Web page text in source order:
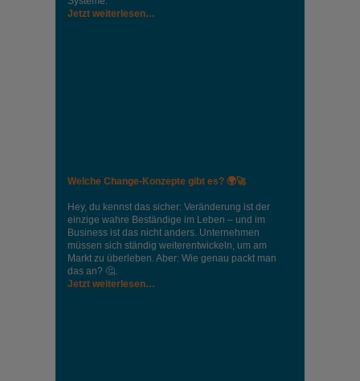
Jetzt weiterlesen…
Welche Change-Konzepte gibt es? 🌍🚀
Hey, du kennst das sicher: Veränderung ist der
einzige wahre Beständige im Leben – und im
Business ist das nicht anders. Unternehmen
müssen sich ständig weiterentwickeln, um am
Markt zu überleben. Aber: Wie genau packt man
das an? 🤔.
Jetzt weiterlesen…